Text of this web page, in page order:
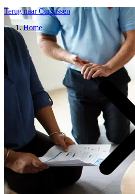
Terug naar Cursussen
Home